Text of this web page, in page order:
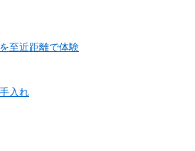
至近距離で体験
入れ